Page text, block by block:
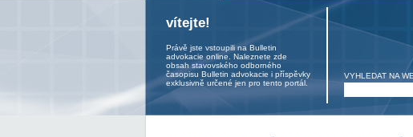
vítejte!
Právě jste vstoupili na Bulletin
advokacie online. Naleznete zde
obsah stavovského odborného
časopisu Bulletin advokacie i příspěvky
exklusivně určené jen pro tento portál.
VYHLEDAT NA